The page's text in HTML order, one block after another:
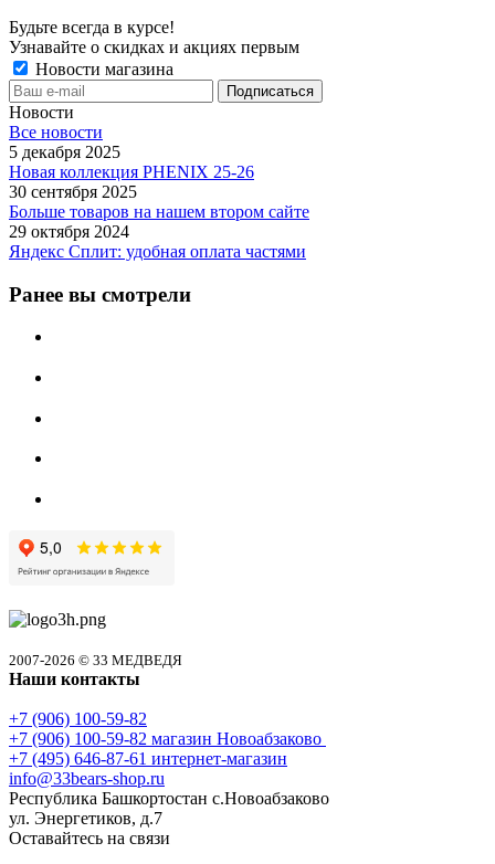
Будьте всегда в курсе!
Узнавайте о скидках и акциях первым
Новости магазина
Новости
Все новости
5 декабря 2025
Новая коллекция PHENIX 25-26
30 сентября 2025
Больше товаров на нашем втором сайте
29 октября 2024
Яндекс Сплит: удобная оплата частями
Ранее вы смотрели
2007-2026 © 33 МЕДВЕДЯ
Наши контакты
+7 (906) 100-59-82
+7 (906) 100-59-82 магазин Новоабзаково
+7 (495) 646-87-61 интернет-магазин
info@33bears-shop.ru
Республика Башкортостан с.Новоабзаково
ул. Энергетиков, д.7
Оставайтесь на связи